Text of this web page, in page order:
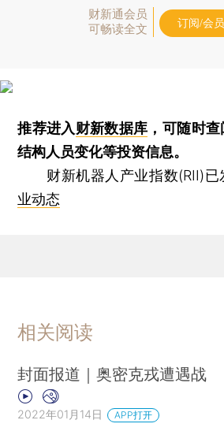
财新通会员
可畅读全文
订阅/会
推荐进入财新数据库 ，可随时
结构人员变化等投资信息。
财新机器人产业指数(RII)已
业动态
相关阅读
封面报道｜奥密克戎遭遇战
2022年01月14日 APP打开